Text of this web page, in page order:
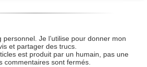
personnel. Je l’utilise pour donner mon
et partager des trucs.
est produit par un humain, pas une
commentaires sont fermés.